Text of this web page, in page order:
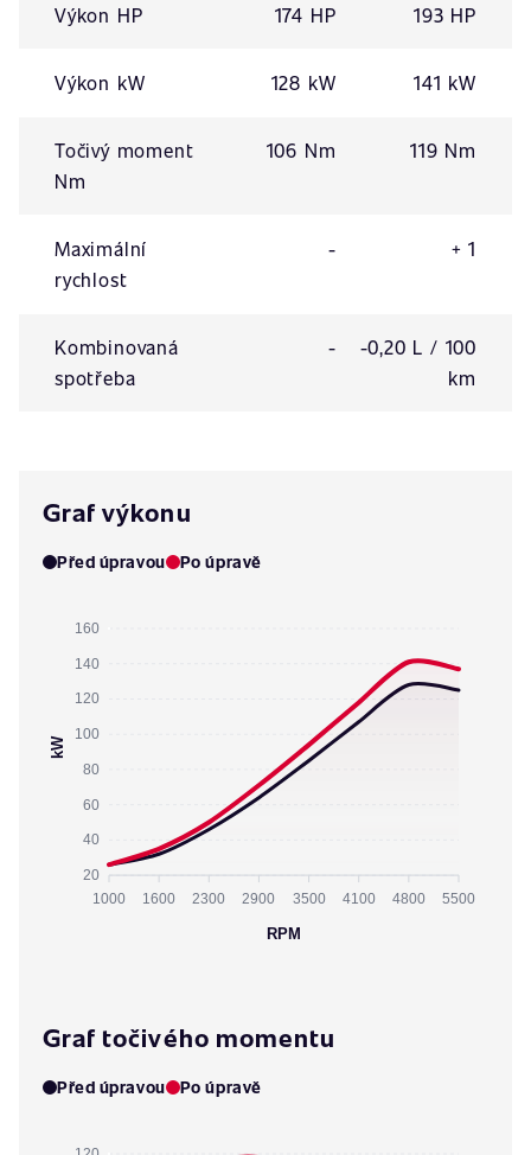
Výkon HP 174 HP 193 HP
Výkon kW 128 kW 141 kW
Točivý moment
Nm
106 Nm 119 Nm
Maximální
rychlost
- + 1
Kombinovaná
spotřeba
-
-0,20 L / 100
km
Graf výkonu
Před úpravou Po úpravě
160
140
120
100
80
60
40
20
kW
1000 1600 2300 2900 3500 4100 4800 5500
RPM
Graf točivého momentu
Před úpravou Po úpravě